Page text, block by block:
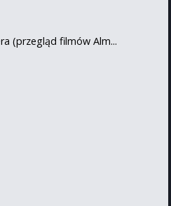
(przegląd filmów Alm...